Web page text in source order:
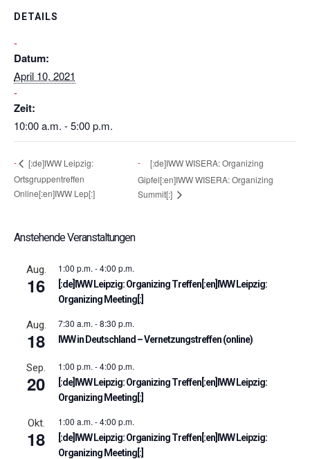
DETAILS
Datum:
April 10, 2021
Zeit:
10:00 a.m. - 5:00 p.m.
[:de]IWW Leipzig:
Ortsgruppentreffen
Online[:en]IWW Lep[:]
[:de]IWW WISERA: Organizing
Gipfel[:en]IWW WISERA: Organizing
Summit[:]
Anstehende Veranstaltungen
Aug.
16
1:00 p.m. -4:00 p.m.
[:de]IWW Leipzig: Organizing Treffen[:en]IWW Leipzig:
Organizing Meeting[:]
Aug.
18
7:30 a.m. -8:30 p.m.
IWW in Deutschland – Vernetzungstreffen (online)
Sep.
20
1:00 p.m. -4:00 p.m.
[:de]IWW Leipzig: Organizing Treffen[:en]IWW Leipzig:
Organizing Meeting[:]
Okt.
18
1:00 a.m. -4:00 p.m.
[:de]IWW Leipzig: Organizing Treffen[:en]IWW Leipzig:
Organizing Meeting[:]